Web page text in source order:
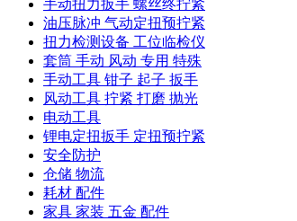
手动扭力扳手 螺丝终拧紧
油压脉冲 气动定扭预拧紧
扭力检测设备 工位临检仪
套筒 手动 风动 专用 特殊
手动工具 钳子 起子 扳手
风动工具 拧紧 打磨 抛光
电动工具
锂电定扭扳手 定扭预拧紧
安全防护
仓储 物流
耗材 配件
家具 家装 五金 配件